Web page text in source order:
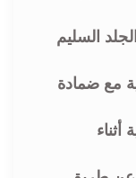
السليم
مع ضمادة
أثناء